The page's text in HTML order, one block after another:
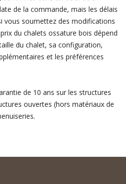
de la commande, mais les délais
vous soumettez des modifications
du chalets ossature bois dépend
du chalet, sa configuration,
et les préférences
de 10 ans sur les structures
ouvertes (hors matériaux de